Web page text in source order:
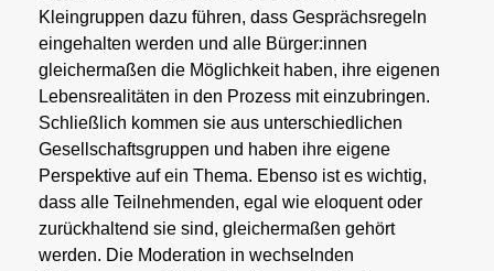
Kleingruppen dazu führen, dass Gesprächsregeln
eingehalten werden und alle Bürger:innen
gleichermaßen die Möglichkeit haben, ihre eigenen
Lebensrealitäten in den Prozess mit einzubringen.
Schließlich kommen sie aus unterschiedlichen
Gesellschaftsgruppen und haben ihre eigene
Perspektive auf ein Thema. Ebenso ist es wichtig,
dass alle Teilnehmenden, egal wie eloquent oder
zurückhaltend sie sind, gleichermaßen gehört
werden. Die Moderation in wechselnden